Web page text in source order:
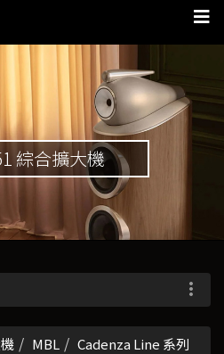
綜合擴大機
MBL Cadenza Line 系列